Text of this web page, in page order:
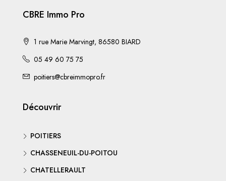
CBRE Immo Pro
1 rue Marie Marvingt, 86580 BIARD
05 49 60 75 75
poitiers@cbreimmopro.fr
Découvrir
POITIERS
CHASSENEUIL-DU-POITOU
CHATELLERAULT